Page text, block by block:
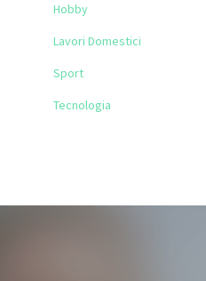
Hobby
Lavori Domestici
Sport
Tecnologia